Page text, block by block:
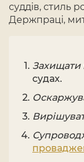
суддів, стиль
Держпраці,
Захищати
судах.